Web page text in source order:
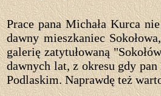
Prace pana Michała Kurca
dawny mieszkaniec
galerię zatytułowaną
dawnych lat, z okresu gdy
Podlaskim. Naprawdę też